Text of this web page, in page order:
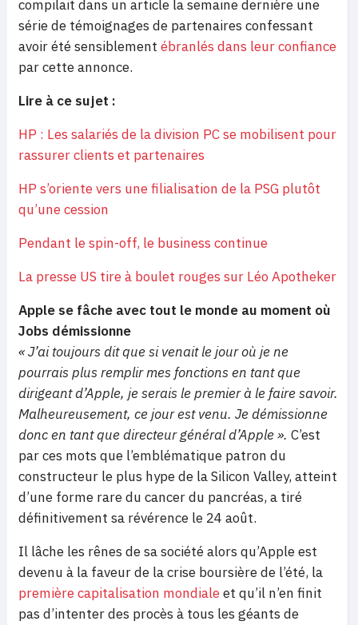
compilait dans un article la semaine dernière une
série de témoignages de partenaires confessant
avoir été sensiblement ébranlés dans leur confiance
par cette annonce.
Lire à ce sujet :
HP : Les salariés de la division PC se mobilisent pour
rassurer clients et partenaires
HP s’oriente vers une filialisation de la PSG plutôt
qu’une cession
Pendant le spin-off, le business continue
La presse US tire à boulet rouges sur Léo Apotheker
Apple se fâche avec tout le monde au moment où
Jobs démissionne
« J’ai toujours dit que si venait le jour où je ne
pourrais plus remplir mes fonctions en tant que
dirigeant d’Apple, je serais le premier à le faire savoir.
Malheureusement, ce jour est venu. Je démissionne
donc en tant que directeur général d’Apple ». C’est
par ces mots que l’emblématique patron du
constructeur le plus hype de la Silicon Valley, atteint
d’une forme rare du cancer du pancréas, a tiré
définitivement sa révérence le 24 août.
Il lâche les rênes de sa société alors qu’Apple est
devenu à la faveur de la crise boursière de l’été, la
première capitalisation mondialeet qu’il n’en finit
pas d’intenter des procès à tous les géants de